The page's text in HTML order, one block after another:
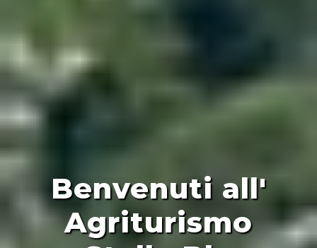
Benvenuti all'
Agriturismo